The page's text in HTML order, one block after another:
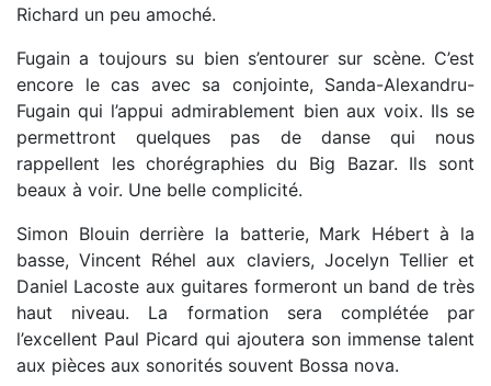
Richard un peu amoché.
Fugain a toujours su bien s’entourer sur scène. C’est
encore le cas avec sa conjointe, Sanda-Alexandru-
Fugain qui l’appui admirablement bien aux voix. Ils se
permettront quelques pas de danse qui nous
rappellent les chorégraphies du Big Bazar. Ils sont
beaux à voir. Une belle complicité.
Simon Blouin derrière la batterie, Mark Hébert à la
basse, Vincent Réhel aux claviers, Jocelyn Tellier et
Daniel Lacoste aux guitares formeront un band de très
haut niveau. La formation sera complétée par
l’excellent Paul Picard qui ajoutera son immense talent
aux pièces aux sonorités souvent Bossa nova.